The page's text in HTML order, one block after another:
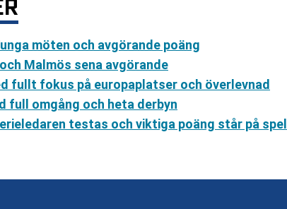
möten och avgörande poäng
Malmös sena avgörande
fullt fokus på europaplatser och överlevnad
full omgång och heta derbyn
testas och viktiga poäng står på spel